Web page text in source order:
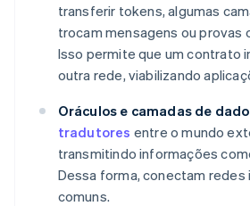
transferir tokens, algumas
trocam mensagens ou
Isso permite que um contrato
outra rede, viabilizando
Oráculos e camadas de
tradutores entre o mundo
transmitindo informações
Dessa forma, conectam
comuns.